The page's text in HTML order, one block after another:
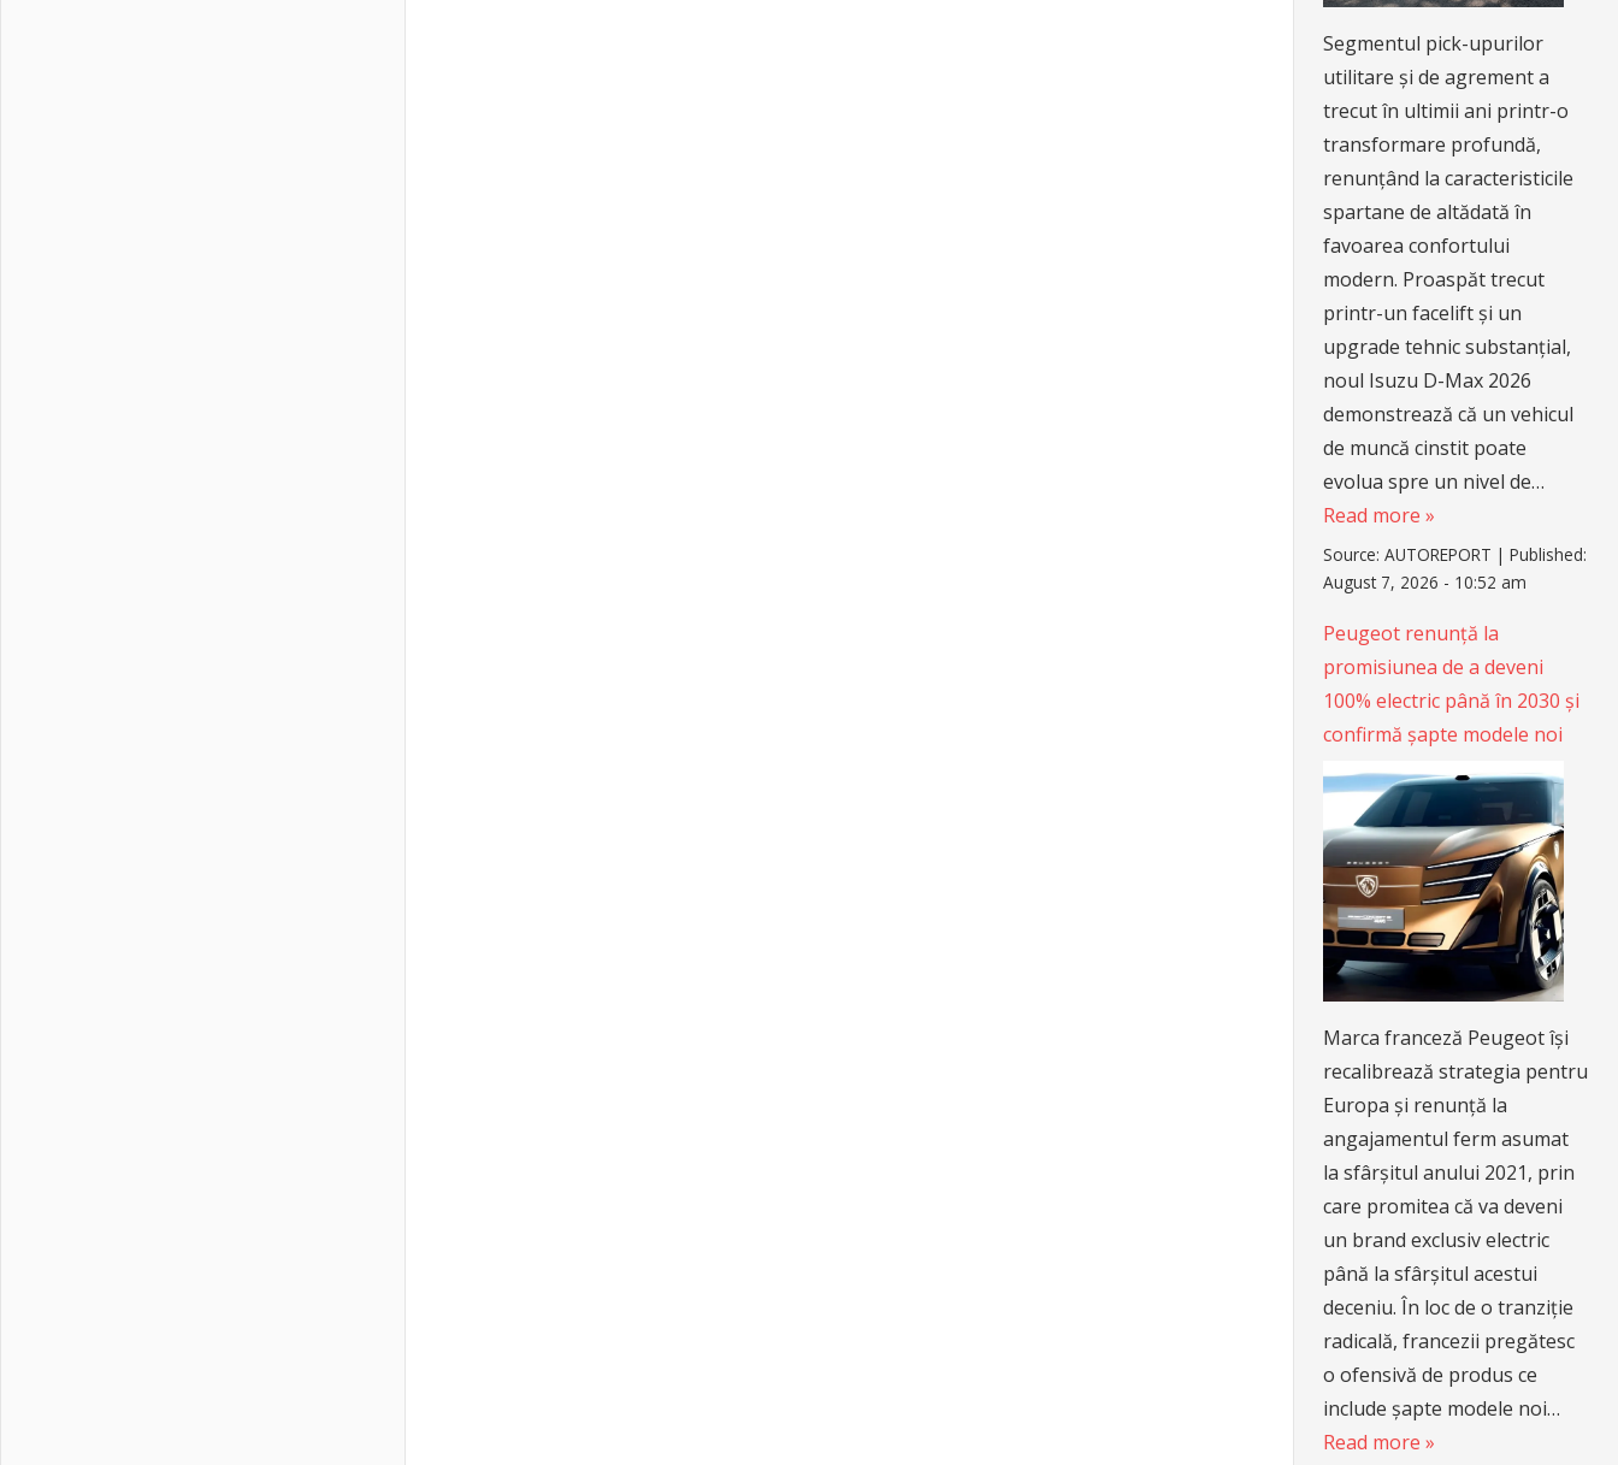
Segmentul pick-upurilor
utilitare și de agrement a
trecut în ultimii ani printr-o
transformare profundă,
renunțând la caracteristicile
spartane de altădată în
favoarea confortului
modern. Proaspăt trecut
printr-un facelift și un
upgrade tehnic substanțial,
noul Isuzu D-Max 2026
demonstrează că un vehicul
de muncă cinstit poate
evolua spre un nivel de…
Read more »
Source:AUTOREPORT |Published:
August 7, 2026 - 10:52 am
Peugeot renunță la
promisiunea de a deveni
100% electric până în 2030 și
confirmă șapte modele noi
Marca franceză Peugeot își
recalibrează strategia pentru
Europa și renunță la
angajamentul ferm asumat
la sfârșitul anului 2021, prin
care promitea că va deveni
un brand exclusiv electric
până la sfârșitul acestui
deceniu. În loc de o tranziție
radicală, francezii pregătesc
o ofensivă de produs ce
include șapte modele noi…
Read more »